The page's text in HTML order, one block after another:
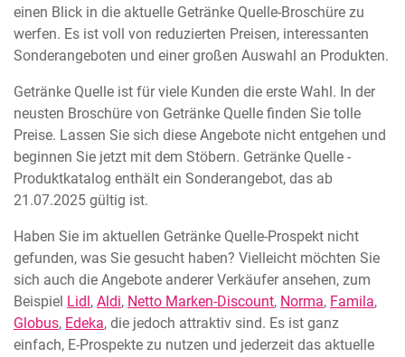
einen Blick in die aktuelle Getränke Quelle-Broschüre zu
werfen. Es ist voll von reduzierten Preisen, interessanten
Sonderangeboten und einer großen Auswahl an Produkten.
Getränke Quelle ist für viele Kunden die erste Wahl. In der
neusten Broschüre von Getränke Quelle finden Sie tolle
Preise. Lassen Sie sich diese Angebote nicht entgehen und
beginnen Sie jetzt mit dem Stöbern. Getränke Quelle -
Produktkatalog enthält ein Sonderangebot, das ab
21.07.2025 gültig ist.
Haben Sie im aktuellen Getränke Quelle-Prospekt nicht
gefunden, was Sie gesucht haben? Vielleicht möchten Sie
sich auch die Angebote anderer Verkäufer ansehen, zum
Beispiel Lidl, Aldi, Netto Marken-Discount, Norma, Famila,
Globus, Edeka, die jedoch attraktiv sind. Es ist ganz
einfach, E-Prospekte zu nutzen und jederzeit das aktuelle